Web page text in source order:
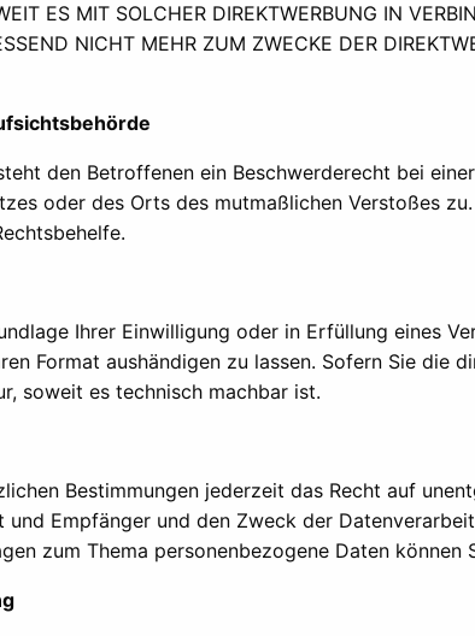
ES MIT SOLCHER DIREKTWERBUNG IN
NICHT MEHR ZUM ZWECKE DER
den Betroffenen ein Beschwerderecht bei
oder des Orts des mutmaßlichen Verstoßes
Ihrer Einwilligung oder in Erfüllung eines
Format aushändigen zu lassen. Sofern Sie die
soweit es technisch machbar ist.
Bestimmungen jederzeit das Recht auf
Empfänger und den Zweck der
zum Thema personenbezogene Daten können